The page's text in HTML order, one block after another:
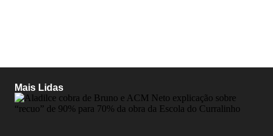
Mais Lidas